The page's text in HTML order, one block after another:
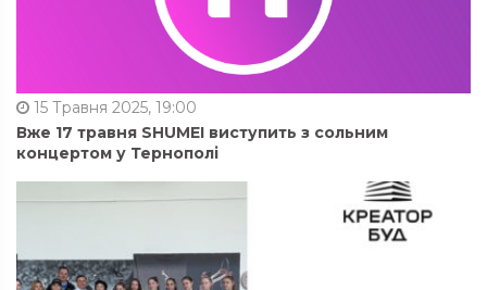
15 Травня 2025, 19:00
Вже 17 травня SHUMEI виступить з сольним
концертом у Тернополі